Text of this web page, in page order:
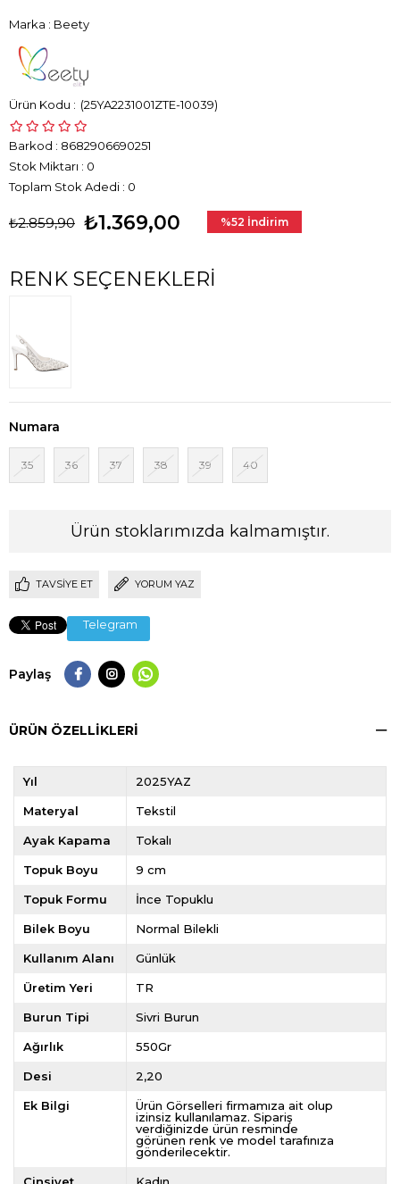
Marka : Beety
(25YA2231001ZTE-10039)
Barkod : 8682906690251
Stok Miktarı : 0
Toplam Stok Adedi : 0
₺2.859,90 ₺1.369,00 %52 İndirim
RENK SEÇENEKLERI
Numara
35 36 37 38 39 40
Ürün stoklarımızda kalmamıştır.
TAVSIYE ET YORUM YAZ
Telegram
Paylaş
ÜRÜN ÖZELLIKLERI
Yıl 2025YAZ
Materyal Tekstil
Ayak Kapama Tokalı
Topuk Boyu 9 cm
Topuk Formu İnce Topuklu
Bilek Boyu Normal Bilekli
Kullanım Alanı Günlük
Üretim Yeri TR
Burun Tipi Sivri Burun
Ağırlık 550Gr
Desi 2,20
Ek Bilgi
Ürün Görselleri firmamıza ait olup
izinsiz kullanılamaz. Sipariş
verdiğinizde ürün resminde
görünen renk ve model tarafınıza
gönderilecektir.